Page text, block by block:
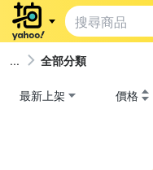
全部分類
最新上架 價格